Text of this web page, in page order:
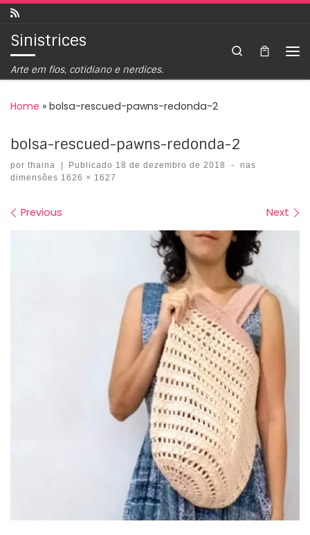
Skip to content
Sinistrices
Arte em fios, cotidiano e nerdices.
Search
Home » bolsa-rescued-pawns-redonda-2
bolsa-rescued-pawns-redonda-2
por thaina Publicado 18 de dezembro de 2018 -
nas
dimensões 1626 × 1627
Images navigation
Previous Next